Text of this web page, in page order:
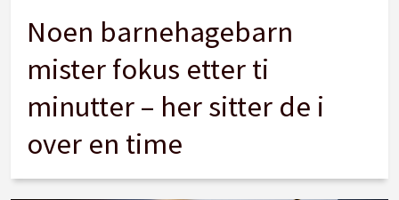
Noen barnehagebarn
mister fokus etter ti
minutter – her sitter de i
over en time